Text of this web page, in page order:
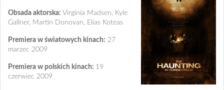
Obsada aktorska: Virginia Madsen, Kyle
Gallner, Martin Donovan, Elias Koteas
Premiera w światowych kinach: 27
marzec 2009
Premiera w polskich kinach: 19
czerwiec 2009